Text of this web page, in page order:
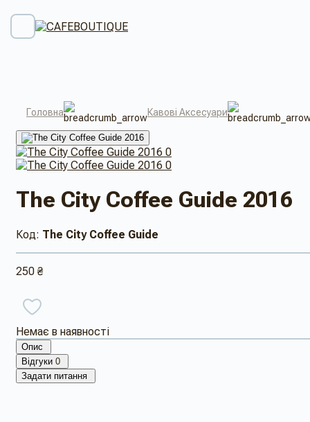
Головна Кавові Аксесуари
The City Coffee Guide 2016
Код: The City Coffee Guide
250 ₴
Немає в наявності
Опис
Відгуки 0
Задати питання